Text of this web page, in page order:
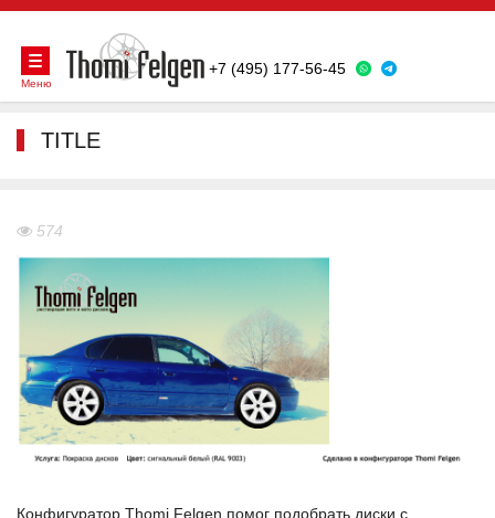
+7 (495) 177-56-45
Меню
TITLE
574
Конфигуратор Thomi Felgen помог подобрать диски с